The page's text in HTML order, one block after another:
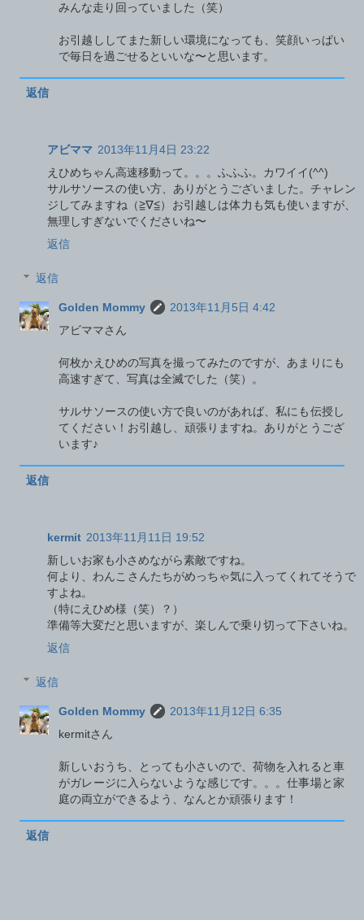
みんな走り回っていました（笑）
お引越ししてまた新しい環境になっても、笑顔いっぱい
で毎日を過ごせるといいな〜と思います。
返信
アビママ 2013年11月4日 23:22
えひめちゃん高速移動って。。。ふふふ。カワイイ(^^)
サルサソースの使い方、ありがとうございました。チャレン
ジしてみますね（≧∇≦）お引越しは体力も気も使いますが、
無理しすぎないでくださいね〜
返信
返信
Golden Mommy
2013年11月5日 4:42
アビママさん
何枚かえひめの写真を撮ってみたのですが、あまりにも
高速すぎて、写真は全滅でした（笑）。
サルサソースの使い方で良いのがあれば、私にも伝授し
てください！お引越し、頑張りますね。ありがとうござ
います♪
返信
kermit 2013年11月11日 19:52
新しいお家も小さめながら素敵ですね。
何より、わんこさんたちがめっちゃ気に入ってくれてそうで
すよね。
（特にえひめ様（笑）？）
準備等大変だと思いますが、楽しんで乗り切って下さいね。
返信
返信
Golden Mommy
2013年11月12日 6:35
kermitさん
新しいおうち、とっても小さいので、荷物を入れると車
がガレージに入らないような感じです。。。仕事場と家
庭の両立ができるよう、なんとか頑張ります！
返信